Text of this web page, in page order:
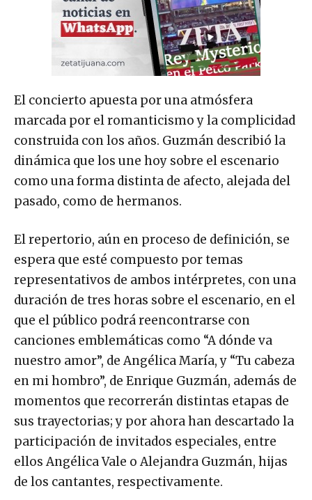
El concierto apuesta por una atmósfera
marcada por el romanticismo y la complicidad
construida con los años. Guzmán describió la
dinámica que los une hoy sobre el escenario
como una forma distinta de afecto, alejada del
pasado, como de hermanos.
El repertorio, aún en proceso de definición, se
espera que esté compuesto por temas
representativos de ambos intérpretes, con una
duración de tres horas sobre el escenario, en el
que el público podrá reencontrarse con
canciones emblemáticas como “A dónde va
nuestro amor”, de Angélica María, y “Tu cabeza
en mi hombro”, de Enrique Guzmán, además de
momentos que recorrerán distintas etapas de
sus trayectorias; y por ahora han descartado la
participación de invitados especiales, entre
ellos Angélica Vale o Alejandra Guzmán, hijas
de los cantantes, respectivamente.